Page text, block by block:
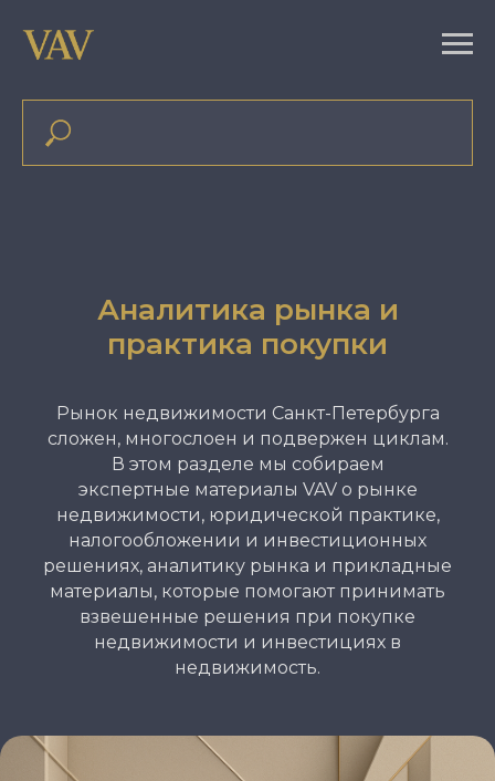
Аналитика рынка и
практика покупки
Рынок недвижимости Санкт-Петербурга
сложен, многослоен и подвержен циклам.
В этом разделе мы собираем
экспертные материалы VAV о рынке
недвижимости, юридической практике,
налогообложении и инвестиционных
решениях, аналитику рынка и прикладные
материалы, которые помогают принимать
взвешенные решения при покупке
недвижимости и инвестициях в
недвижимость.